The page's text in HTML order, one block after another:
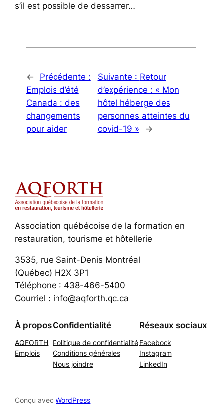
s’il est possible de desserrer…
←
Précédente :
Emplois d’été
Canada : des
changements
pour aider
Suivante : Retour
d’expérience : « Mon
hôtel héberge des
personnes atteintes du
covid-19 »
→
Association québécoise de la formation en
restauration, tourisme et hôtellerie
3535, rue Saint-Denis Montréal
(Québec) H2X 3P1
Téléphone : 438-466-5400
Courriel : info@aqforth.qc.ca
À propos
AQFORTH
Emplois
Confidentialité
Politique de confidentialité
Conditions générales
Nous joindre
Réseaux sociaux
Facebook
Instagram
LinkedIn
Conçu avecWordPress